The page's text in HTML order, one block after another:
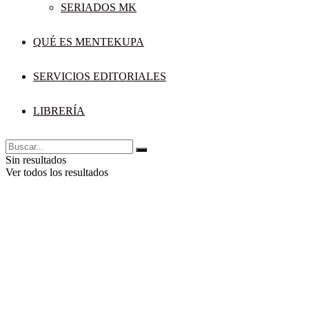
SERIADOS MK
QUÉ ES MENTEKUPA
SERVICIOS EDITORIALES
LIBRERÍA
Sin resultados
Ver todos los resultados